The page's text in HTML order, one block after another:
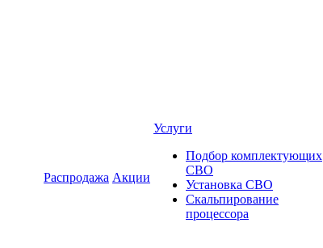
Распродажа Акции
Услуги
Подбор комплектующих
СВО
Установка СВО
Скальпирование
процессора